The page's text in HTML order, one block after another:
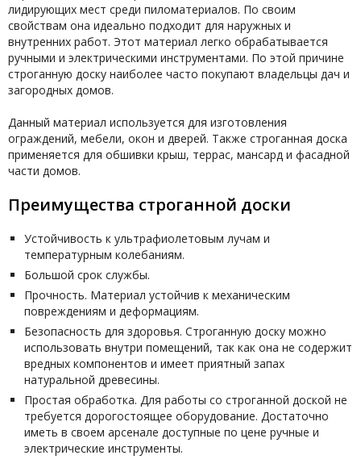
лидирующих мест среди пиломатериалов. По своим
свойствам она идеально подходит для наружных и
внутренних работ. Этот материал легко обрабатывается
ручными и электрическими инструментами. По этой причине
строганную доску наиболее часто покупают владельцы дач и
загородных домов.
Данный материал используется для изготовления
ограждений, мебели, окон и дверей. Также строганная доска
применяется для обшивки крыш, террас, мансард и фасадной
части домов.
Преимущества строганной доски
Устойчивость к ультрафиолетовым лучам и
температурным колебаниям.
Большой срок службы.
Прочность. Материал устойчив к механическим
повреждениям и деформациям.
Безопасность для здоровья. Строганную доску можно
использовать внутри помещений, так как она не содержит
вредных компонентов и имеет приятный запах
натуральной древесины.
Простая обработка. Для работы со строганной доской не
требуется дорогостоящее оборудование. Достаточно
иметь в своем арсенале доступные по цене ручные и
электрические инструменты.